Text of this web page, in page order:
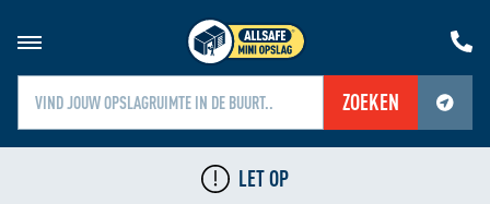
ZOEKEN
Jouw locatiediensten zijn uitgeschakeld.
Schakel jouw locatiediensten in om deze functie te gebruiken.
LET OP
LAAGSTE PRIJS